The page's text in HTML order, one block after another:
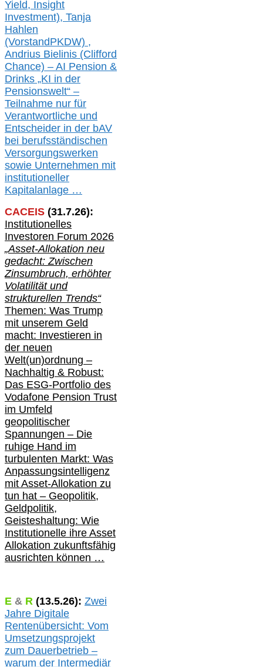
Yield, Insight
Investment), Tanja
Hahlen
(VorstandPKDW) ,
Andrius Bielinis (Clifford
Chance) – AI Pension &
Drinks „KI in der
Pensionswelt“ –
Teilnahme nur für
Verantwortliche und
Entscheider in der bAV
bei berufsständischen
Versorgungswerken
sowie Unternehmen mit
institutioneller
Kapitalanlage …
CACEIS (31.7.26):
Institutionelles
Investoren Forum 2026
„Asset-Allokation neu
gedacht: Zwischen
Zinsumbruch, erhöhter
Volatilität und
strukturellen Trends“
Themen: Was Trump
mit unserem Geld
macht: Investieren in
der neuen
Welt(un)ordnung –
Nachhaltig & Robust:
Das ESG-Portfolio des
Vodafone Pension Trust
im Umfeld
geopolitischer
Spannungen – Die
ruhige Hand im
turbulenten Markt: Was
Anpassungsintelligenz
mit Asset-Allokation zu
tun hat – Geopolitik,
Geldpolitik,
Geisteshaltung: Wie
Institutionelle ihre Asset
Allokation zukunftsfähig
ausrichten können …
E & R (13.5.26): Zwei
Jahre Digitale
Rentenübersicht: Vom
Umsetzungsprojekt
zum Dauerbetrieb –
warum der Intermediär